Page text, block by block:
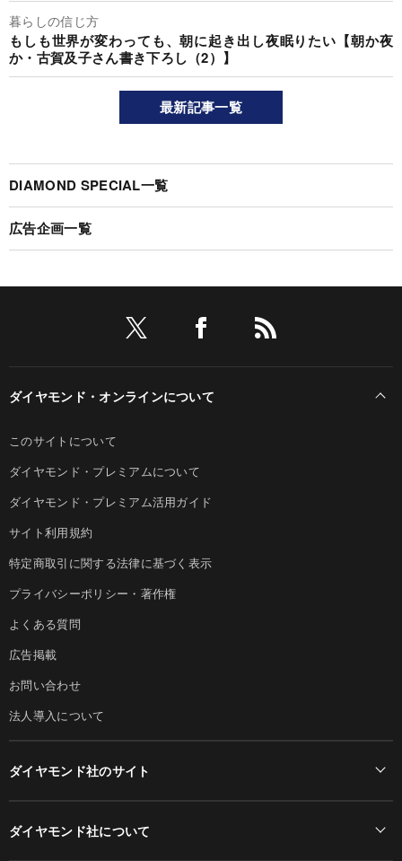
暮らしの信じ方
もしも世界が変わっても、朝に起き出し夜眠りたい【朝か夜
か・古賀及子さん書き下ろし（2）】
最新記事一覧
DIAMOND SPECIAL一覧
広告企画一覧
ダイヤモンド・オンラインについて
このサイトについて
ダイヤモンド・プレミアムについて
ダイヤモンド・プレミアム活用ガイド
サイト利用規約
特定商取引に関する法律に基づく表示
プライバシーポリシー・著作権
よくある質問
広告掲載
お問い合わせ
法人導入について
ダイヤモンド社のサイト
ダイヤモンド社について